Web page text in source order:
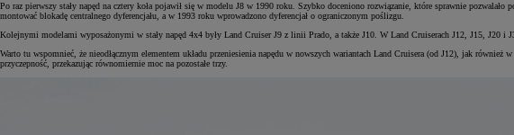
Po raz pierwszy stały napęd na cztery koła pojawił się w modelu J8 w 1990 roku. Szybko doceniono rozwiązanie, które sprawnie
montować blokadę centralnego dyferencjału, a w 1993 roku wprowadzono dyferencjał o ograniczonym poślizgu.
Kolejnymi modelami wyposażonymi w stały napęd 4x4 były Land Cruiser J9 z linii Prado, a także J10. W Land Cruiserach J12, J15, J20 i
Warto tu wspomnieć, że nieodłącznym elementem układu przeniesienia napędu w nowszych wariantach Land Cruisera (od J12), jak
przyczepność, przekazując równomiernie moc na pozostałe trzy.